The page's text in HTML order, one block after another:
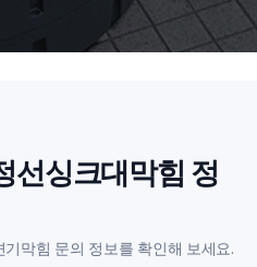
선싱크대막힘 정